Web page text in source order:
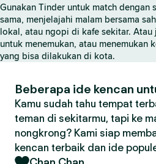
Gunakan Tinder untuk match dengan
sama, menjelajahi malam bersama
lokal, atau ngopi di kafe sekitar.
untuk menemukan, atau menemukan
yang bisa dilakukan di kota.
Beberapa ide kencan
Kamu sudah tahu tempat
teman di sekitarmu, tapi ke
nongkrong? Kami siap
kencan terbaik dan ide